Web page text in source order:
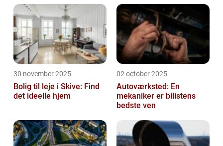
30 november 2025
Bolig til leje i Skive: Find
det ideelle hjem
02 october 2025
Autoværksted: En
mekaniker er bilistens
bedste ven